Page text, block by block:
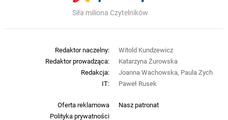
Siła miliona Czytelników
Oferta reklamowa
Nasz patronat
Polityka prywatności
Redaktor naczelny:
Witold Kundzewicz
Redaktor prowadząca:
Katarzyna Żurowska
Redakcja:
Joanna Wachowska, Paula Zych
IT:
Paweł Rusek